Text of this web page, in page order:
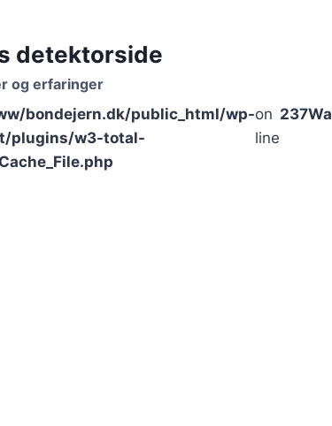
detektorside
og erfaringer
bondejern.dk/public_html/wp-
plugins/w3-total-
on
line
237